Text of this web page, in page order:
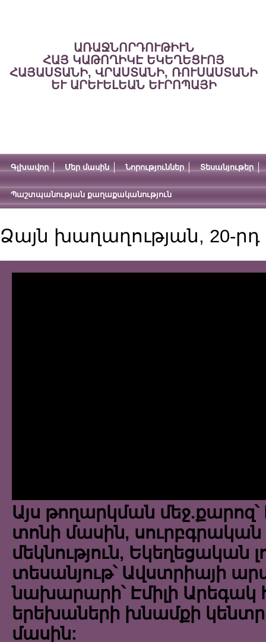
ԱՌԱՋՆՈՐԴՈՒԹԻՒՆ
ՀԱՅ ԿԱԹՈՂԻԿԷ ԵԿԵՂԵՑՒՈՅ
ՀԱՅԱՍՏԱՆԻ, ՎՐԱՍՏԱՆԻ, ՌՈՒՍԱՍՏԱՆԻ
ԵՒ ԱՐԵՒԵԼԵԱՆ ԵՒՐՈՊԱՅԻ
Գլխավոր Մեր մասին Նորություններ Տեսանյութեր
Պաշտպանության քաղաքականություն
Ձայն խաղաղության, 20-րդ
Այս թողարկման
տոնի մասին,
մեկնություն, Եկեղեցական
տեսանյութ՝ Ավստրիայի
նախարարի՝ Էմիլի
երեխաների խնամքի
մասին: